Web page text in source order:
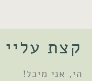
קצת עליי
הי, אני מיכל!